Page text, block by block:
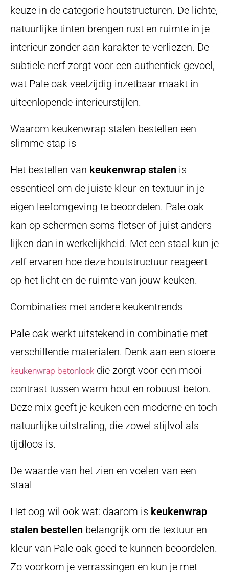
keuze in de categorie houtstructuren. De lichte,
natuurlijke tinten brengen rust en ruimte in je
interieur zonder aan karakter te verliezen. De
subtiele nerf zorgt voor een authentiek gevoel,
wat Pale oak veelzijdig inzetbaar maakt in
uiteenlopende interieurstijlen.
Waarom keukenwrap stalen bestellen een
slimme stap is
Het bestellen van keukenwrap stalen is
essentieel om de juiste kleur en textuur in je
eigen leefomgeving te beoordelen. Pale oak
kan op schermen soms fletser of juist anders
lijken dan in werkelijkheid. Met een staal kun je
zelf ervaren hoe deze houtstructuur reageert
op het licht en de ruimte van jouw keuken.
Combinaties met andere keukentrends
Pale oak werkt uitstekend in combinatie met
verschillende materialen. Denk aan een stoere
keukenwrap betonlook die zorgt voor een mooi
contrast tussen warm hout en robuust beton.
Deze mix geeft je keuken een moderne en toch
natuurlijke uitstraling, die zowel stijlvol als
tijdloos is.
De waarde van het zien en voelen van een
staal
Het oog wil ook wat: daarom is keukenwrap
stalen bestellen belangrijk om de textuur en
kleur van Pale oak goed te kunnen beoordelen.
Zo voorkom je verrassingen en kun je met